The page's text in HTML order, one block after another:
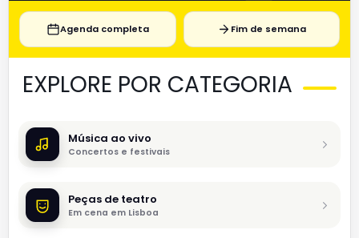
Agenda completa Fim de semana
EXPLORE POR CATEGORIA
Música ao vivo
Concertos e festivais
Peças de teatro
Em cena em Lisboa